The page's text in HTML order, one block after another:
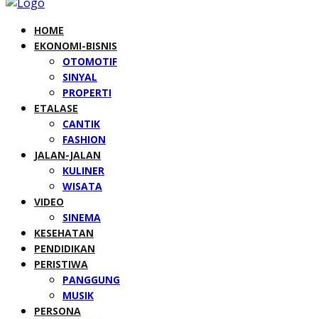
HOME
EKONOMI-BISNIS
OTOMOTIF
SINYAL
PROPERTI
ETALASE
CANTIK
FASHION
JALAN-JALAN
KULINER
WISATA
VIDEO
SINEMA
KESEHATAN
PENDIDIKAN
PERISTIWA
PANGGUNG
MUSIK
PERSONA